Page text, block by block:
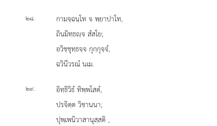
๒๘. กามจฺฉนฺโท จ พฺยาปาโท,
ถินมิทฺธฺจ สํสโย;
อวิชฺชุทฺธจฺจ กุกฺกุจฺจํ,
ฉวินีวรณํ นเม.
๒๙.
อิทฺธิวิธํ ทิพฺพโสตํ,
ปรจิตฺต วิชานนา;
ปุพฺเพนิวาสานุสฺสติ ,